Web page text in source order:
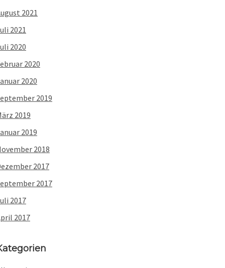
2021
2021
2020
2020
2020
2019
2019
2019
2018
2017
2017
2017
2017